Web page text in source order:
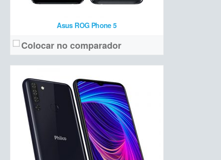
Asus ROG Phone 5
Colocar no comparador
Tela:Super AMOLED 6,7 polegadas Full HD+ 120 Hz
Câmera:
Quádrupla (64 MP + 12 MP ultrawide + 5 MP macro + 5 MP sensor de profundidade)
Hardware:
Snapdragon 778G + 6 GB de RAM + 128 GB de armazenamento
Bateria:
4500 mAh
Preço de lançamento:R$ 2.799